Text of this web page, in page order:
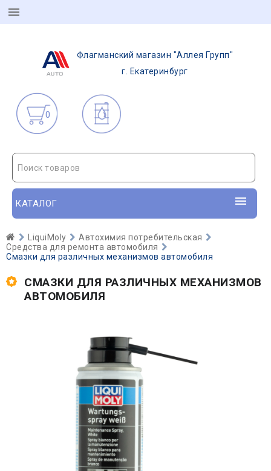
Флагманский магазин "Аллея Групп"
г. Екатеринбург
0
Поиск товаров
КАТАЛОГ
LiquiMoly
Автохимия потребительская
Средства для ремонта автомобиля
Смазки для различных механизмов автомобиля
СМАЗКИ ДЛЯ РАЗЛИЧНЫХ МЕХАНИЗМОВ
АВТОМОБИЛЯ